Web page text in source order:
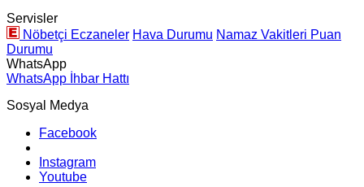
Servisler
Nöbetçi Eczaneler Hava Durumu Namaz Vakitleri Puan
Durumu
WhatsApp
WhatsApp İhbar Hattı
Sosyal Medya
Facebook
Instagram
Youtube